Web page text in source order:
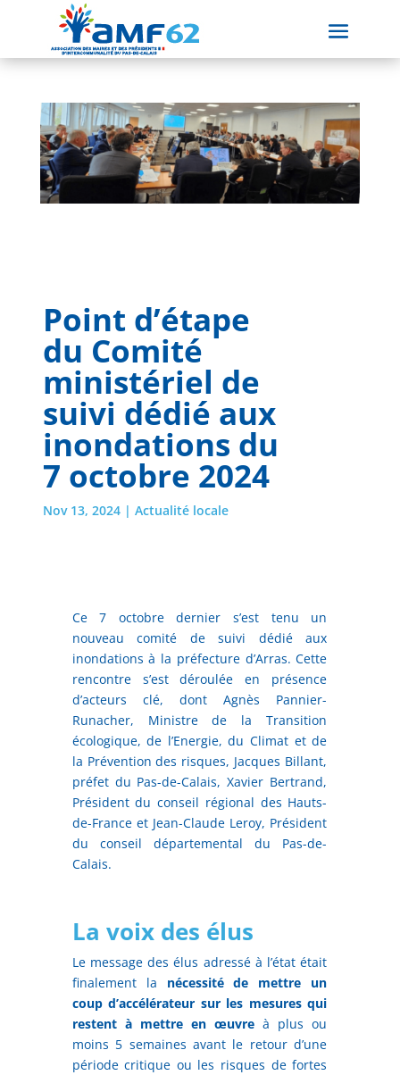
Point d’étape
du Comité
ministériel de
suivi dédié aux
inondations du
7 octobre 2024
Nov 13, 2024| Actualité locale
Ce 7 octobre dernier s’est tenu un
nouveau comité de suivi dédié aux
inondations à la préfecture d’Arras. Cette
rencontre s’est déroulée en présence
d’acteurs clé, dont Agnès Pannier-
Runacher, Ministre de la Transition
écologique, de l’Energie, du Climat et de
la Prévention des risques, Jacques Billant,
préfet du Pas-de-Calais, Xavier Bertrand,
Président du conseil régional des Hauts-
de-France et Jean-Claude Leroy, Président
du conseil départemental du Pas-de-
Calais.
La voix des élus
Le message des élus adressé à l’état était
finalement la nécessité de mettre un
coup d’accélérateur sur les mesures qui
restent à mettre en œuvre à plus ou
moins 5 semaines avant le retour d’une
période critique ou les risques de fortes